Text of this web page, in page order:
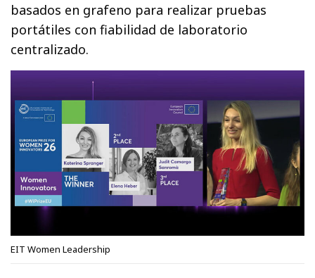
basados en grafeno para realizar pruebas
portátiles con fiabilidad de laboratorio
centralizado.
EIT Women Leadership